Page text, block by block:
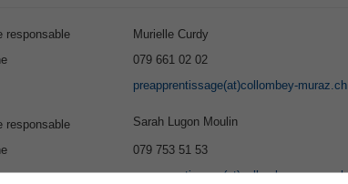
responsable
Murielle Curdy
079 661 02 02
preapprentissage(at)collombey-muraz.ch
responsable Sarah Lugon Moulin
079 753 51 53
preapprentissage(at)collombey-muraz.ch